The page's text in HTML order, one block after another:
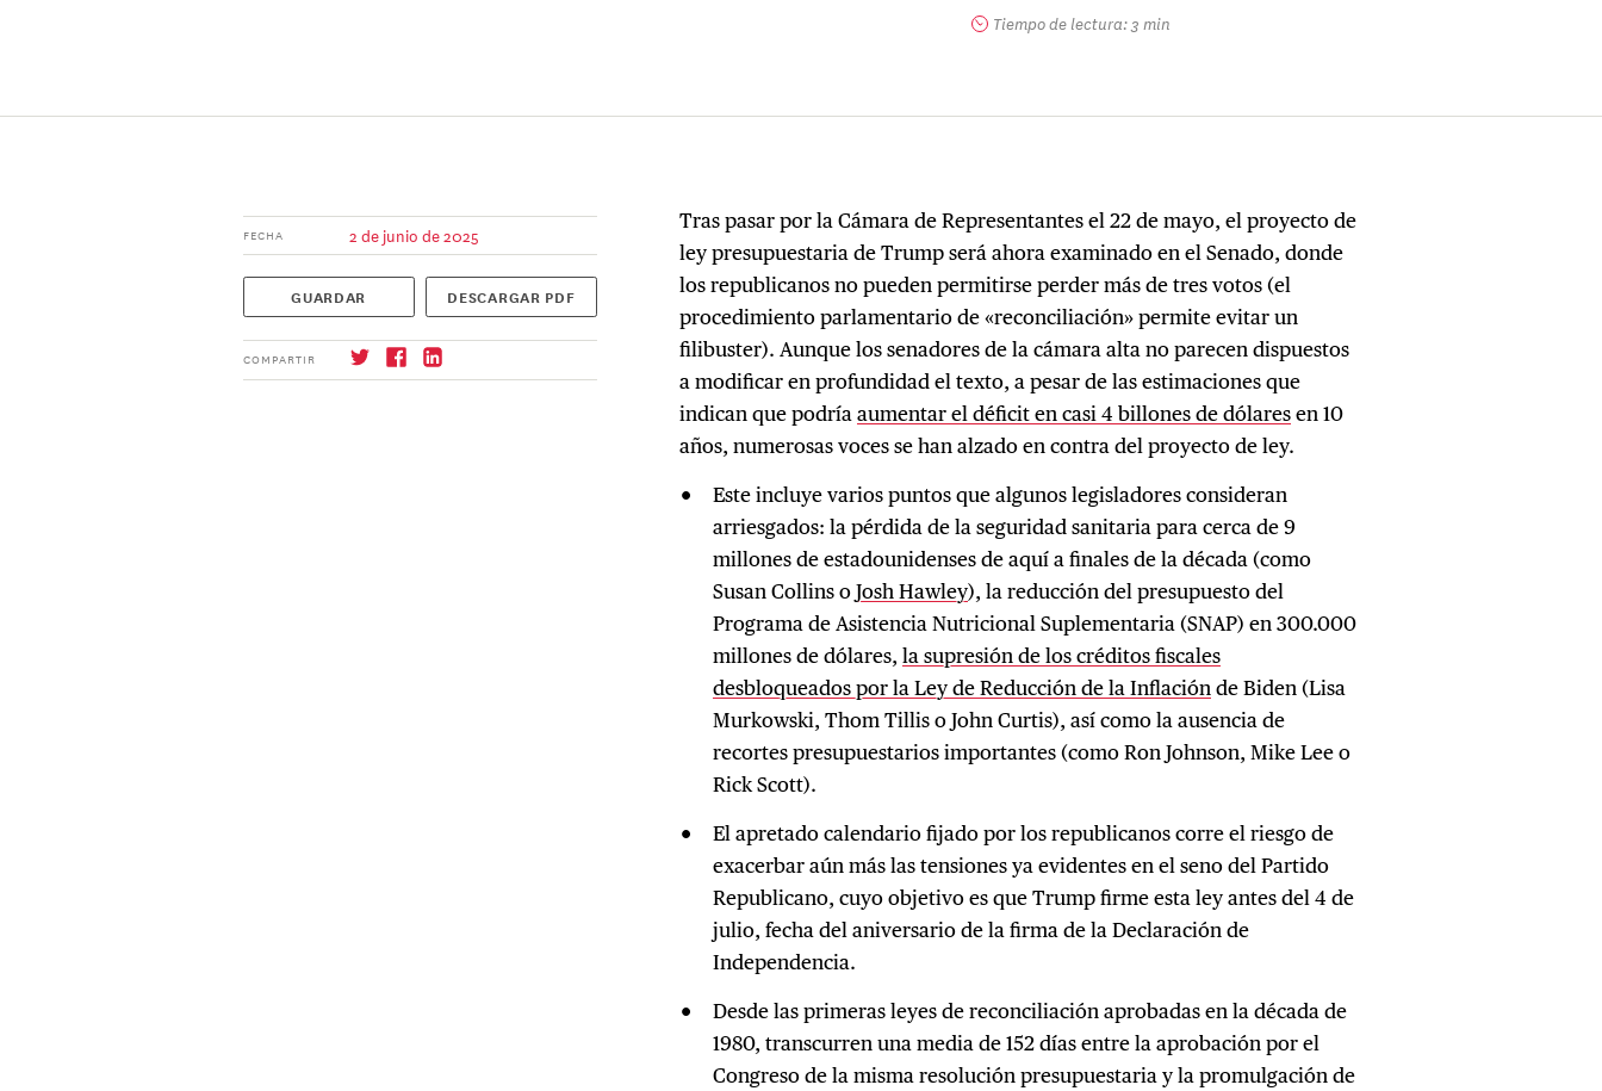
Tiempo de lectura: 3 min
FECHA 2 de junio de 2025
GUARDAR DESCARGAR PDF
COMPARTIR
Tras pasar por la Cámara de Representantes el 22 de mayo, el proyecto de
ley presupuestaria de Trump será ahora examinado en el Senado, donde
los republicanos no pueden permitirse perder más de tres votos (el
procedimiento parlamentario de «reconciliación» permite evitar un
filibuster). Aunque los senadores de la cámara alta no parecen dispuestos
a modificar en profundidad el texto, a pesar de las estimaciones que
indican que podríaaumentar el déficit en casi 4 billones de dólaresen 10
años, numerosas voces se han alzado en contra del proyecto de ley.
Este incluye varios puntos que algunos legisladores consideran
arriesgados: la pérdida de la seguridad sanitaria para cerca de 9
millones de estadounidenses de aquí a finales de la década (como
Susan Collins oJosh Hawley), la reducción del presupuesto del
Programa de Asistencia Nutricional Suplementaria (SNAP) en 300.000
millones de dólares, la supresión de los créditos fiscales
desbloqueados por la Ley de Reducción de la Inflación de Biden (Lisa
Murkowski, Thom Tillis o John Curtis), así como la ausencia de
recortes presupuestarios importantes (como Ron Johnson, Mike Lee o
Rick Scott).
El apretado calendario fijado por los republicanos corre el riesgo de
exacerbar aún más las tensiones ya evidentes en el seno del Partido
Republicano, cuyo objetivo es que Trump firme esta ley antes del 4 de
julio, fecha del aniversario de la firma de la Declaración de
Independencia.
Desde las primeras leyes de reconciliación aprobadas en la década de
1980, transcurren una media de 152 días entre la aprobación por el
Congreso de la misma resolución presupuestaria y la promulgación de